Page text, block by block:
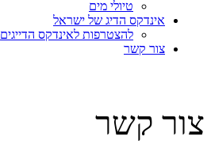
טיולי מים
אינדקס הדיג של ישראל
להצטרפות לאינדקס הדייגים
צור קשר
צור קשר